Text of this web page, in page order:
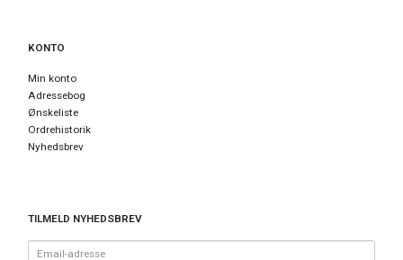
KONTO
Min konto
Adressebog
Ønskeliste
Ordrehistorik
Nyhedsbrev
TILMELD NYHEDSBREV